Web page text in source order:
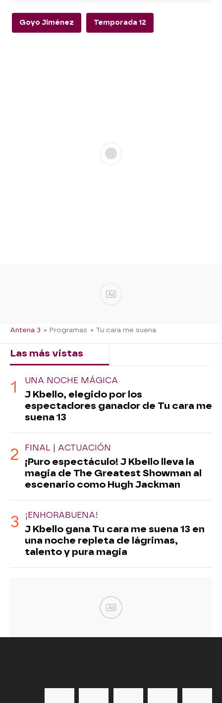
Goyo Jiménez Temporada 12
Ad
Antena 3 » Programas » Tu cara me suena
Las más vistas
UNA NOCHE MÁGICA
J Kbello, elegido por los
espectadores ganador de Tu cara me
suena 13
FINAL | ACTUACIÓN
¡Puro espectáculo! J Kbello lleva la
magia de The Greatest Showman al
escenario como Hugh Jackman
¡ENHORABUENA!
J Kbello gana Tu cara me suena 13 en
una noche repleta de lágrimas,
talento y pura magia
Ad